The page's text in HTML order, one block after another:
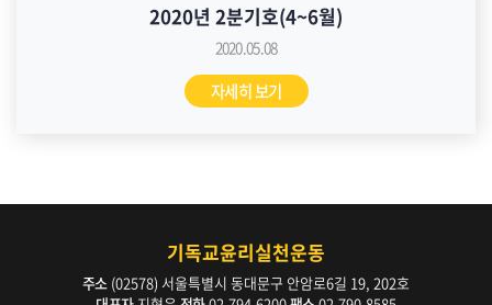
2020년 2분기호(4~6월)
2020.05.08
자세히 보기
기독교윤리실천운동
주소 (02578) 서울특별시 동대문구 안암로6길 19, 202호